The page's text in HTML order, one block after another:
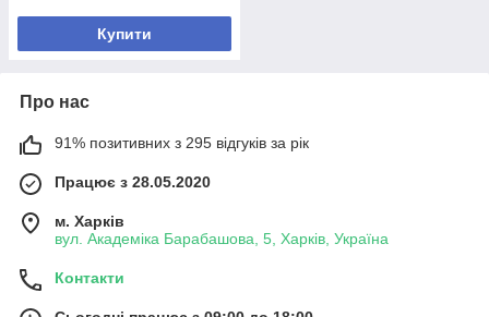
Купити
Про нас
91% позитивних з 295 відгуків за рік
Працює з 28.05.2020
м. Харків
вул. Академіка Барабашова, 5, Харків, Україна
Контакти